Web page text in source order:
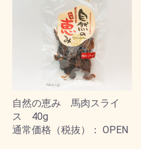
自然の恵み 馬肉スライ
ス 40g
通常価格（税抜）： OPEN